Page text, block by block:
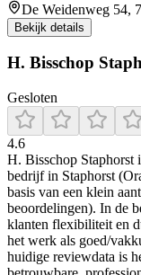
De Weidenweg 54,
Bekijk details
H. Bisschop
Gesloten
4.6
H. Bisschop Staphorst
bedrijf in Staphorst
basis van een klein
beoordelingen). In de
klanten flexibiliteit en
het werk als goed/
huidige reviewdata is